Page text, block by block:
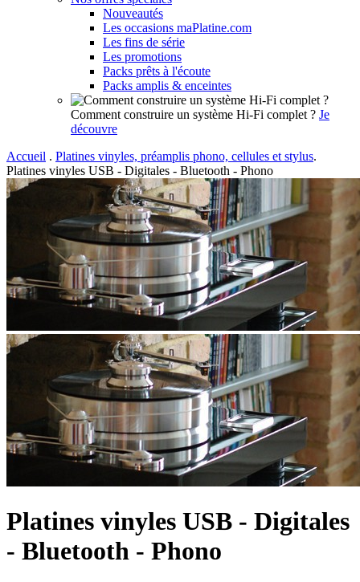
Nouveautés
Les occasions maPlatine.com
Les fins de série
Les promotions
Packs prêts à l'écoute
Packs amplis & enceintes
Comment construire un système Hi-Fi complet ? Je
découvre
Accueil . Platines vinyles, préamplis phono, cellules et stylus.
Platines vinyles USB - Digitales - Bluetooth - Phono
Platines vinyles USB - Digitales
- Bluetooth - Phono